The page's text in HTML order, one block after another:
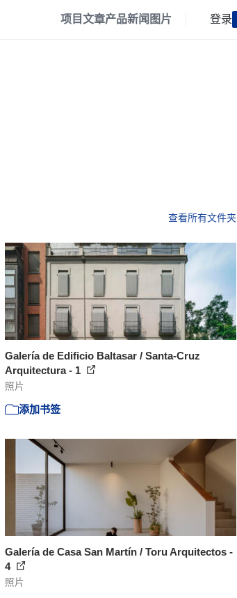
项目文章产品新闻 图片 登录
查看所有文件夹
Galería de Edificio Baltasar / Santa-Cruz
Arquitectura - 1
照片
添加书签
Galería de Casa San Martín / Toru Arquitectos -
4
照片